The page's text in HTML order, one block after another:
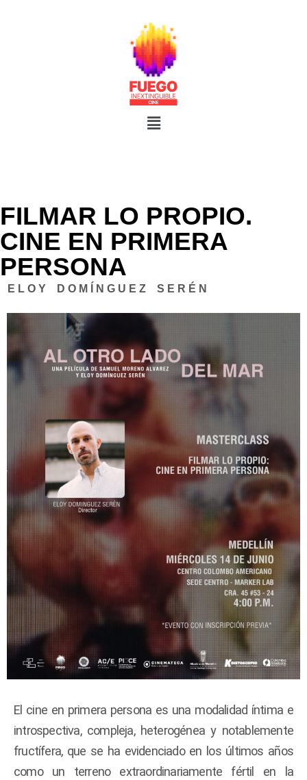
FILMAR LO PROPIO.
CINE EN PRIMERA
PERSONA
E L O Y D O M Í N G U E Z S E R É N
El cine en primera persona es una modalidad íntima e
introspectiva, compleja, heterogénea y notablemente
fructífera, que se ha evidenciado en los últimos años
como un terreno extraordinariamente fértil en la